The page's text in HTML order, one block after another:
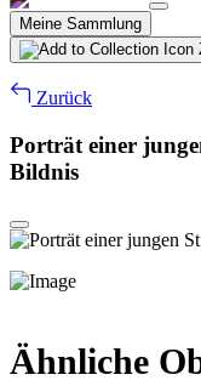
Meine Sammlung
Zurück
Porträt einer
Bildnis
Ähnliche